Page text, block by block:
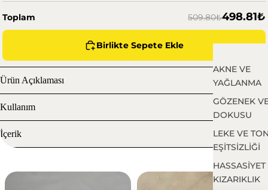
AKNE VE
YAĞLANMA
GÖZENEK
DOKUSU
LEKE VE
EŞİTSİZLİĞİ
HASSASİYET
KIZARIKLIK
Toplam 509.80₺498.81₺
Birlikte Sepete Ekle
Ürün Açıklaması
Kullanım
İçerik